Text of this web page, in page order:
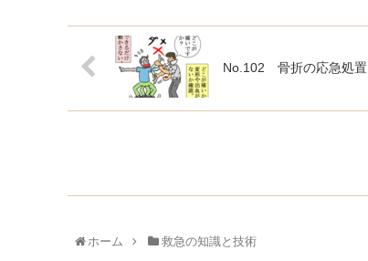
No.102 骨折の応急処置
ホーム 救急の知識と技術